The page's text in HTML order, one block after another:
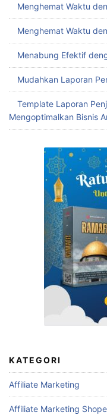
Menghemat Waktu
Menghemat Waktu
Menabung Efektif
Mudahkan Laporan
Template Laporan
Mengoptimalkan Bisnis
KATEGORI
Affiliate Marketing
Affiliate Marketing